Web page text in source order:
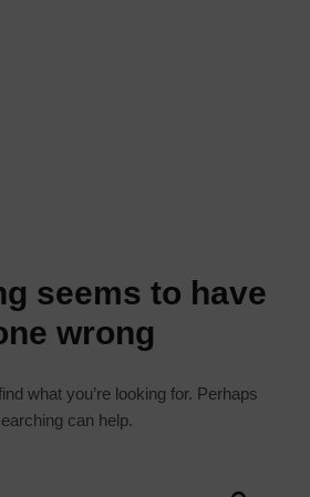
what you’re looking for. Perhaps
can help.